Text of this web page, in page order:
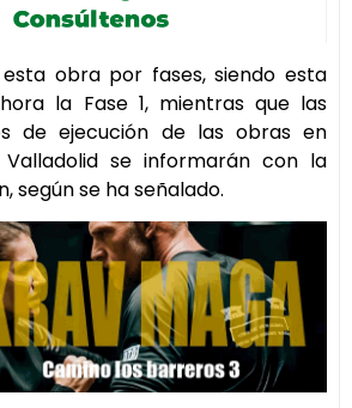
obra por fases, siendo esta
la Fase 1, mientras que las
de ejecución de las obras en
se informarán con la
según se ha señalado.